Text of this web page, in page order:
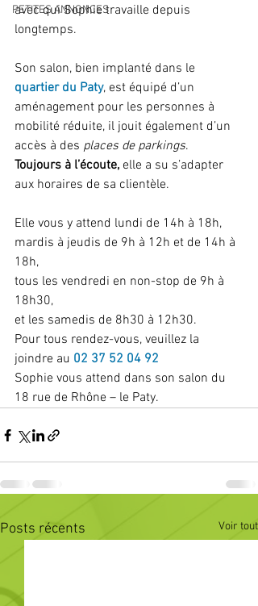
PETITES ANNONCES
avec qui Sophie travaille depuis
longtemps.
Son salon, bien implanté dans le
quartier du Paty, est équipé d’un
aménagement pour les personnes à
mobilité réduite, il jouit également d’un
accès à des places de parkings.
Toujours à l’écoute, elle a su s’adapter
aux horaires de sa clientèle.
Elle vous y attend lundi de 14h à 18h,
mardis à jeudis de 9h à 12h et de 14h à
18h,
tous les vendredi en non-stop de 9h à
18h30,
et les samedis de 8h30 à 12h30.
Pour tous rendez-vous, veuillez la
joindre au 02 37 52 04 92
Sophie vous attend dans son salon du
18 rue de Rhône – le Paty.
Posts récents Voir tout